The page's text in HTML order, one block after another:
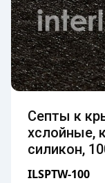
Септы к
хслойные,
силикон,
ILSPTW-100